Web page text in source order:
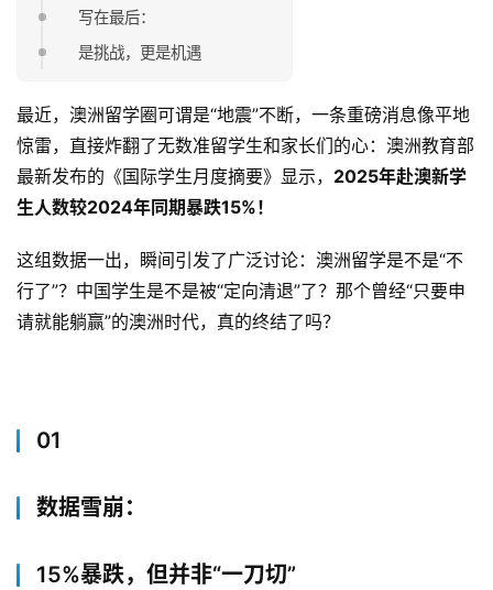
写在最后：
是挑战，更是机遇
最近，澳洲留学圈可谓是“地震”不断，一条重磅消息像平地
惊雷，直接炸翻了无数准留学生和家长们的心：澳洲教育部
最新发布的《国际学生月度摘要》显示， 2025年赴澳新学
生人数较2024年同期暴跌15%！
这组数据一出，瞬间引发了广泛讨论：澳洲留学是不是“不
行了”？中国学生是不是被“定向清退”了？那个曾经“只要申
请就能躺赢”的澳洲时代，真的终结了吗？
01
数据雪崩：
15%暴跌，但并非“一刀切”